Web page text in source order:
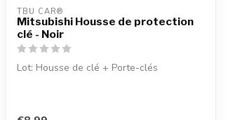
TBU CAR®
Mitsubishi Housse de protection
clé - Noir
Lot: Housse de clé + Porte-clés